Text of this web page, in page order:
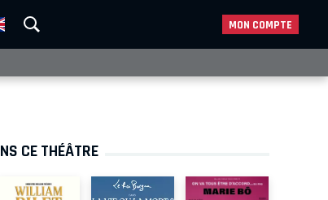
MON COMPTE
CE THÉÂTRE